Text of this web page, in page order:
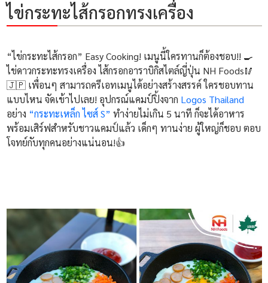
ไข่กระทะไส้กรอกทรงเครื่อง
“ไข่กระทะไส้กรอก” Easy Cooking! เมนูนี้ใครทานก็ต้องชอบ!! 🍳
ไข่ดาวกระทะทรงเครื่อง ไส้กรอกอาราบิกิสไตล์ญี่ปุ่น NH Foods🥢
🇯🇵 เพื่อนๆ สามารถครีเอทเมนูได้อย่างสร้างสรรค์ ใครชอบทาน
แบบไหน จัดเข้าไปเลย! อุปกรณ์แคมป์ปิ้งจาก Logos Thailand
อย่าง “กระทะเหล็ก ไซส์ S” ทำง่ายไม่เกิน 5 นาที ก็จะได้อาหาร
พร้อมเสิร์ฟสำหรับชาวแคมป์แล้ว เด็กๆ ทานง่าย ผู้ใหญ่ก็ชอบ ตอบ
โจทย์กับทุกคนอย่างแน่นอน!👍